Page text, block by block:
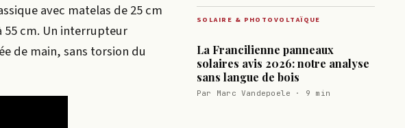
avec matelas de 25 cm
55 cm. Un interrupteur
de main, sans torsion du
SOLAIRE & PHOTOVOLTAÏQUE
La Francilienne panneaux
solaires avis 2026: notre analyse
sans langue de bois
Par Marc Vandepoele · 9 min